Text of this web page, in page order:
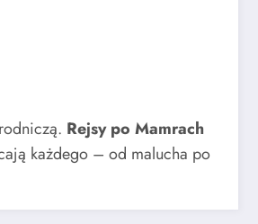
Rejsy po Mamrach
każdego – od malucha po